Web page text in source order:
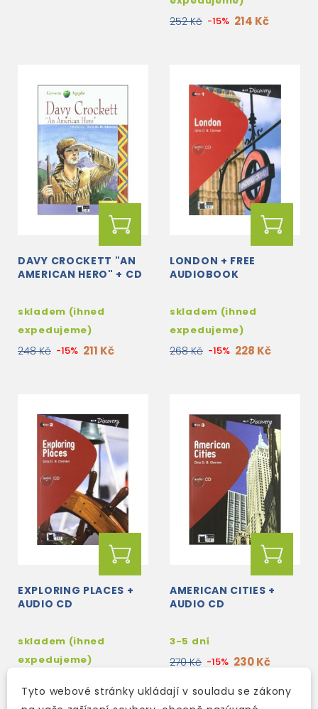
252 Kč -15% 214 Kč
DAVY CROCKETT "AN
AMERICAN HERO" + CD
skladem (ihned
expedujeme)
248 Kč -15% 211 Kč
LONDON + FREE
AUDIOBOOK
skladem (ihned
expedujeme)
268 Kč -15% 228 Kč
EXPLORING PLACES +
AUDIO CD
skladem (ihned
expedujeme)
AMERICAN CITIES +
AUDIO CD
3-5 dní
270 Kč -15% 230 Kč
Tyto webové stránky ukládají v souladu se zákony